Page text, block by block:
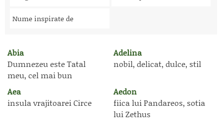
Nume inspirate de
Abia
Dumnezeu este Tatal
meu, cel mai bun
Adelina
nobil, delicat, dulce, stil
Aea
insula vrajitoarei Circe
Aedon
fiica lui Pandareos, sotia
lui Zethus